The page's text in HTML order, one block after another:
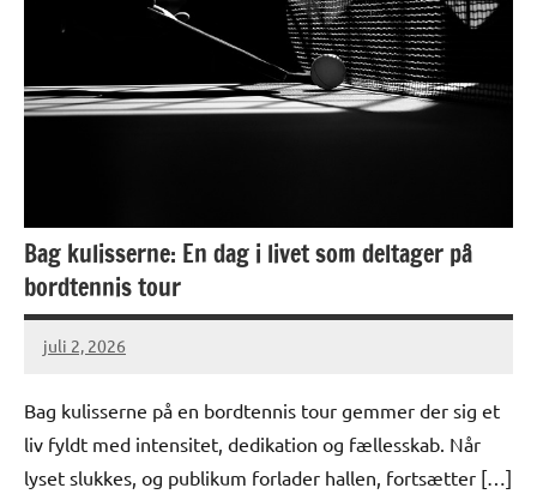
Bag kulisserne: En dag i livet som deltager på
bordtennis tour
juli 2, 2026
Bag kulisserne på en bordtennis tour gemmer der sig et
liv fyldt med intensitet, dedikation og fællesskab. Når
lyset slukkes, og publikum forlader hallen, fortsætter […]